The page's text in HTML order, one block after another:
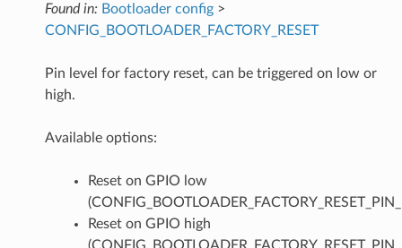
Found in: Bootloader config>
CONFIG_BOOTLOADER_FACTORY_RESET
Pin level for factory reset, can be triggered on low or
high.
Available options:
Reset on GPIO low
Reset on GPIO high